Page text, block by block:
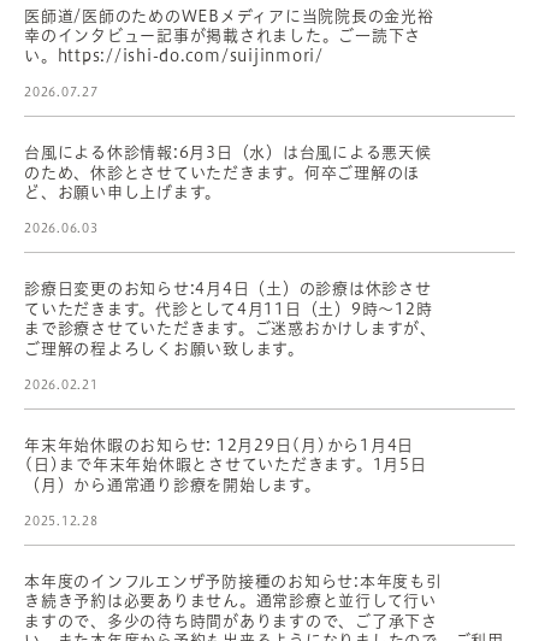
医師道/医師のためのWEBメディアに当院院長の金光裕
幸のインタビュー記事が掲載されました。ご一読下さ
い。https://ishi-do.com/suijinmori/
2026.07.27
台風による休診情報:6月3日（水）は台風による悪天候
のため、休診とさせていただきます。何卒ご理解のほ
ど、お願い申し上げます。
2026.06.03
診療日変更のお知らせ:4月4日（土）の診療は休診させ
ていただきます。代診として4月11日（土）9時〜12時
まで診療させていただきます。ご迷惑おかけしますが、
ご理解の程よろしくお願い致します。
2026.02.21
年末年始休暇のお知らせ: 12月29日(月)から1月4日
(日)まで年末年始休暇とさせていただきます。1月5日
（月）から通常通り診療を開始します。
2025.12.28
本年度のインフルエンザ予防接種のお知らせ:本年度も引
き続き予約は必要ありません。通常診療と並行して行い
ますので、多少の待ち時間がありますので、ご了承下さ